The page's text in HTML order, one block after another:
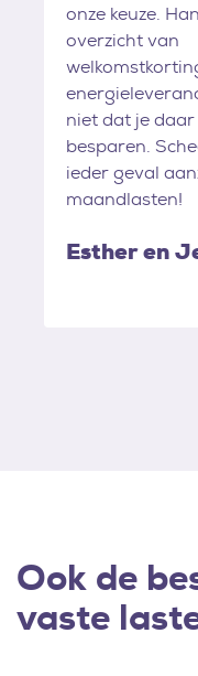
onze keuze.
overzicht van
niet dat je daar
besparen.
ieder geval
maandlasten!
Esther en
Ook de
vaste